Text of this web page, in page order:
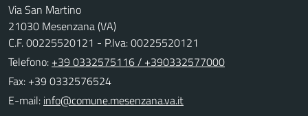
Via San Martino
21030 Mesenzana (VA)
C.F. 00225520121 - P.Iva: 00225520121
Telefono: +39 0332575116 / +390332577000
Fax: +39 0332576524
E-mail: